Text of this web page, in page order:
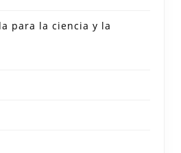
para la ciencia y la